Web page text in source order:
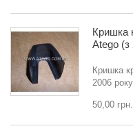
Кришка
Atego (з
Кришка
2006
50,00 грн.